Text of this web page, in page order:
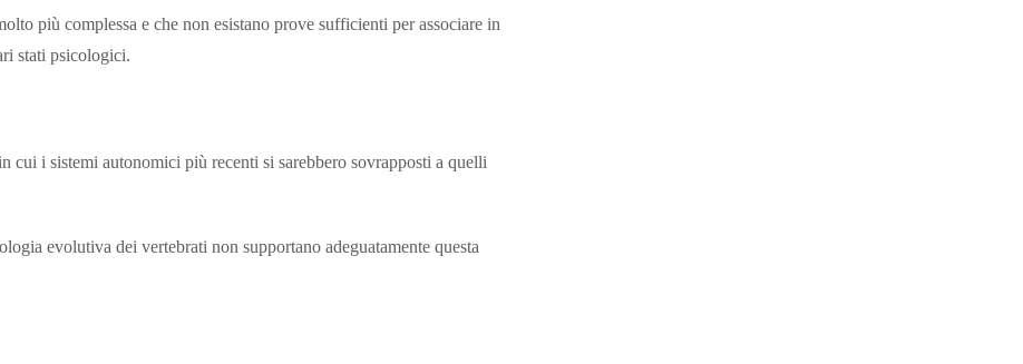
più complessa e che non esistano prove sufficienti per associare in
stati psicologici.
cui i sistemi autonomici più recenti si sarebbero sovrapposti a quelli
evolutiva dei vertebrati non supportano adeguatamente questa